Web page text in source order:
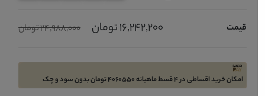
قیمت 16,242,200 تومان 24,988,000 تومان
امکان خرید اقساطی در 4 قسط ماهیانه 4060550 تومان بدون سود و چک